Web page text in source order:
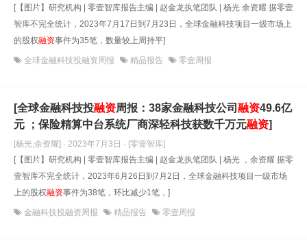
[【图片】研究机构 | 零壹智库报告主编 | 赵金龙执笔团队 | 杨光 余资耀 据零壹
智库不完全统计，2023年7月17日到7月23日，全球金融科技项目一级市场上
的股权融资事件为35笔，数量较上周持平]
全球金融科技投融资周报 精品报告 零壹周报
[全球金融科技投融资周报：38家金融科技公司 融资49.6亿
元 ；保险精算中台系统厂商深轻科技获数千万元融资]
[杨光,余资耀] · 2023年7月3日 · [零壹智库]
[【图片】研究机构 | 零壹智库报告主编 | 赵金龙执笔团队 | 杨光 ，余资耀 据零
壹智库不完全统计，2023年6月26日到7月2日，全球金融科技项目一级市场
上的股权融资事件为38笔，环比减少1笔，]
金融科技投融资周报 精品报告 零壹周报